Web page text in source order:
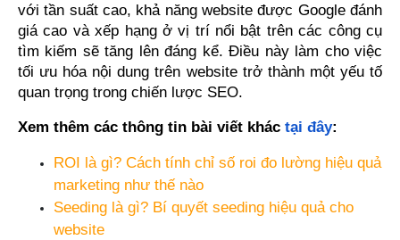
với tần suất cao, khả năng website được Google đánh
giá cao và xếp hạng ở vị trí nổi bật trên các công cụ
tìm kiếm sẽ tăng lên đáng kể. Điều này làm cho việc
tối ưu hóa nội dung trên website trở thành một yếu tố
quan trọng trong chiến lược SEO.
Xem thêm các thông tin bài viết khác tại đây:
ROI là gì? Cách tính chỉ số roi đo lường hiệu quả
marketing như thế nào
Seeding là gì? Bí quyết seeding hiệu quả cho
website